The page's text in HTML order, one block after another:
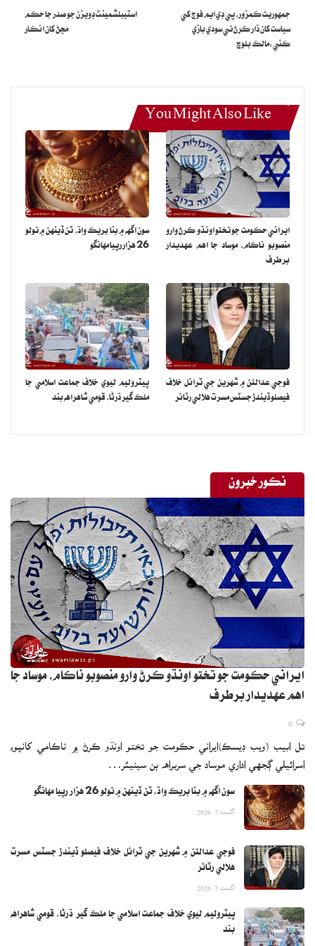
ڊوڙ ۽ لابنگ شروع ڪري ڇڏي آهي. ايوان صدر جي آفيسرن به صدر کي
ڪوڙو قرار ڏنو.
ان سلسلي ۾ صلاح مصلحت ڪئي. بل پاڻ وٽ روڪي ويهي رهيو، ايوان
صدر جي آفيسرن جو ڪو به ڏوهه نه آهي.
نوٽ: هي خبر روزاني عوامي آواز اربع 23 هين آگسٽ 2023ع تي شايع ٿي
جمهوريت ڪمزور، پي ڊي ايم فوج کي
سياست کان ڌار ڪرڻ تي سودي بازي
ڪئي:مالڪ بلوچ
اسٽيبلشمينٽ ڊويزن جو صدر جا حڪم
مڃڻ کان انڪار
You Might Also Like
ايراني حڪومت جو تختو اونڌو ڪرڻ وارو
منصوبو ناڪام، موساد جا اهم عهديدار
برطرف
سون اگهه ۾ بنا بريڪ واڌ، ٽن ڏينهن ۾ تولو
26 هزار رپيا مهانگو
فوجي عدالتن ۾ شهرين جي ٽرائل خلاف
فيصلو ڏيندڙ جسٽس مسرت هلالي رٽائر
پيٽروليم ليوي خلاف جماعت اسلامي جا
ملڪ گير ڌرڻا، قومي شاهراهه بند
نڪور خبرون
ايراني حڪومت جو تختو اونڌو ڪرڻ وارو منصوبو ناڪام، موساد جا
اهم عهديدار برطرف
تل ابيب (ويب ڊيسڪ)ايراني حڪومت جو تختو اونڌو ڪرڻ ۾ ناڪامي کانپوءِ
اسرائيلي ڳجهي اداري موساد جي سربراهه ٻن سينيئر…
سون اگهه ۾ بنا بريڪ واڌ، ٽن ڏينهن ۾ تولو 26 هزار رپيا مهانگو
اگست 7, 2026
فوجي عدالتن ۾ شهرين جي ٽرائل خلاف فيصلو ڏيندڙ جسٽس مسرت
هلالي رٽائر
اگست 7, 2026
پيٽروليم ليوي خلاف جماعت اسلامي جا ملڪ گير ڌرڻا، قومي شاهراهه
بند